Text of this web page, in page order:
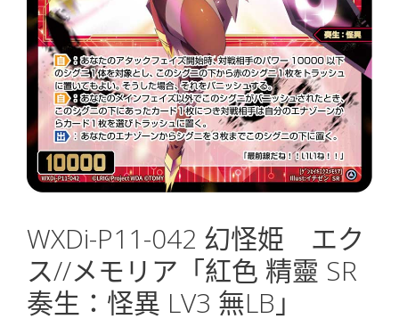
WXDi-P11-042 幻怪姫 エク
ス//メモリア「紅色 精靈 SR
奏生：怪異 LV3 無LB」